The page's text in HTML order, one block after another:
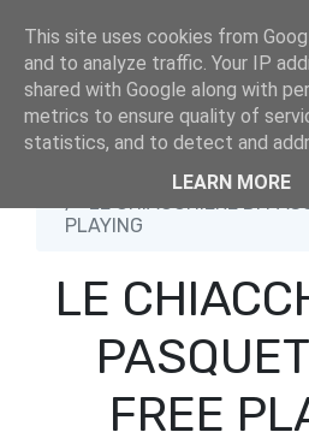
LE CHIACCHIERE DI
PLAYING
LE
FREE
This site uses cookies from
and to analyze traffic. Your IP
shared with Google along with
metrics to ensure quality of
statistics, and to detect and
LEARN MORE